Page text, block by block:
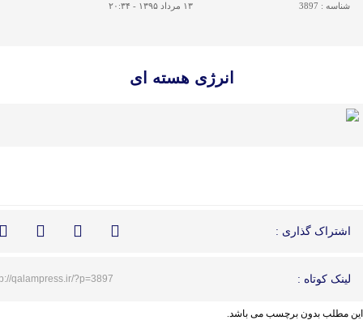
شناسه : 3897 ۱۳ مرداد ۱۳۹۵ - ۲۰:۳۴
انرژی هسته ای
اشتراک گذاری :
لینک کوتاه : qalampress.ir/?p=3897
این مطلب بدون برچسب می باشد.